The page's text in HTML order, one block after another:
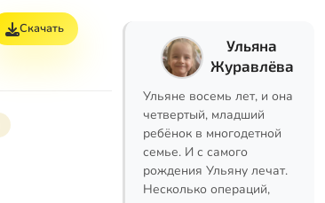
Скачать
Ульяна
Журавлёва
Ульяне восемь лет, и она
четвертый, младший
ребёнок в многодетной
семье. И с самого
рождения Ульяну лечат.
Несколько операций,